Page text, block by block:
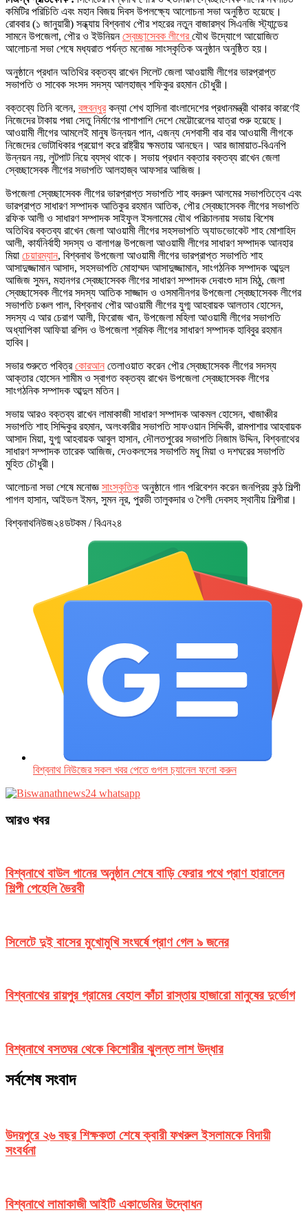
কমিটির পরিচিতি এবং মহান বিজয় দিবস উপলক্ষ্যে আলোচনা সভা অনুষ্ঠিত হয়েছে।
রোববার (১ জানুয়ারী) সন্ধ্যায় বিশ্বনাথ পৌর শহরের নতুন বাজারস্থ সিএনজি স্ট্যান্ডের
সামনে উপজেলা, পৌর ও ইউনিয়নস্বেচ্ছাসেবক লীগেরযৌথ উদ্যোগে আয়োজিত
আলোচনা সভা শেষে মধ্যরাত পর্যন্ত মনোজ্ঞ সাংস্কৃতিক অনুষ্ঠান অনুষ্ঠিত হয়।
অনুষ্ঠানে প্রধান অতিথির বক্তব্য রাখেন সিলেট জেলা আওয়ামী লীগের ভারপ্রাপ্ত
সভাপতি ও সাবেক সংসদ সদস্য আলহাজ্ব শফিকুর রহমান চৌধুরী।
বক্তব্যে তিনি বলেন, বঙ্গবন্ধুরকন্যা শেখ হাসিনা বাংলাদেশের প্রধানমন্ত্রী থাকার কারণেই
নিজেদের টাকায় পদ্মা সেতু নির্মাণের পাশাপাশি দেশে মেট্টোরেলের যাত্রা শুরু হয়েছে।
আওয়ামী লীগের আমলেই মানুষ উন্নয়ন পান, এজন্য দেশবাসী বার বার আওয়ামী লীগকে
নিজেদের ভোটাধিকার প্রয়োগ করে রাষ্ট্রীয় ক্ষমতায় আনছেন। আর জামায়াত-বিএনপি
উন্নয়ন নয়, লুটপাট নিয়ে ব্যস্থ থাকে। সভায় প্রধান বক্তার বক্তব্য রাখেন জেলা
স্বেচ্ছাসেবক লীগের সভাপতি আলহাজ্ব আফসার আজিজ।
উপজেলা স্বেচ্ছাসেবক লীগের ভারপ্রাপ্ত সভাপতি শাহ বদরুল আলমের সভাপতিত্বে এবং
ভারপ্রাপ্ত সাধারণ সম্পাদক আতিকুর রহমান আতিক, পৌর স্বেচ্ছাসেবক লীগের সভাপতি
রফিক আলী ও সাধারণ সম্পাদক সাইফুল ইসলামের যৌথ পরিচালনায় সভায় বিশেষ
অতিথির বক্তব্য রাখেন জেলা আওয়ামী লীগের সহসভাপতি অ্যাডভোকেট শাহ মোশাহিদ
আলী, কার্যনির্বাহী সদস্য ও বালাগঞ্জ উপজেলা আওয়ামী লীগের সাধারণ সম্পাদক আনহার
মিয়া চেয়ারম্যান, বিশ্বনাথ উপজেলা আওয়ামী লীগের ভারপ্রাপ্ত সভাপতি শাহ
আসাদুজ্জামান আসাদ, সহসভাপতি মোহাম্মদ আসাদুজ্জামান, সাংগঠনিক সম্পাদক আব্দুল
আজিজ সুমন, মহানগর স্বেচ্ছাসেবক লীগের সাধারণ সম্পাদক দেবাংশু দাস মিঠু, জেলা
স্বেচ্ছাসেবক লীগের সদস্য আতিক সাজ্জাদ ও ওসমানীনগর উপজেলা স্বেচ্ছাসেবক লীগের
সভাপতি চঞ্চল পাল, বিশ্বনাথ পৌর আওয়ামী লীগের যুগ্ম আহবায়ক আলতাব হোসেন,
সদস্য এ আর চেরাগ আলী, ফিরোজ খান, উপজেলা মহিলা আওয়ামী লীগের সভাপতি
অধ্যাপিকা আফিয়া রশিদ ও উপজেলা শ্রমিক লীগের সাধারণ সম্পাদক হাবিবুর রহমান
হাবিব।
সভার শুরুতে পবিত্রকোরআন তেলাওয়াত করেন পৌর স্বেচ্ছাসেবক লীগের সদস্য
আক্তার হোসেন শামীম ও স্বাগত বক্তব্য রাখেন উপজেলা স্বেচ্ছাসেবক লীগের
সাংগঠনিক সম্পাদক আব্দুল মতিন।
সভায় আরও বক্তব্য রাখেন লামাকাজী সাধারণ সম্পাদক আকমল হোসেন, খাজাঞ্চীর
সভাপতি শাহ সিদ্দিকুর রহমান, অলংকারীর সভাপতি সাফওয়ান সিদ্দিকী, রামপাশার আহবায়ক
আসাদ মিয়া, যুগ্ম আহবায়ক আবুল হাসান, দৌলতপুরের সভাপতি নিজাম উদ্দিন, বিশ্বনাথের
সাধারণ সম্পাদক তারেক আজিজ, দেওকলসের সভাপতি মধু মিয়া ও দশঘরের সভাপতি
মুহিত চৌধুরী।
আলোচনা সভা শেষে মনোজ্ঞসাংস্কৃতিক অনুষ্ঠানে গান পরিবেশন করেন জনপ্রিয় কন্ঠ শিল্পী
পাগল হাসান, আইডল ইমন, সুমন নূর, পুরভী তালুকদার ও শৈলী দেবসহ স্থানীয় শিল্পীরা।
বিশ্বনাথনিউজ২৪ডটকম / বিএন২৪
বিশ্বনাথ নিউজের সকল খবর পেতে গুগল চ‌্যানেল ফলো করুন
আরও খবর
বিশ্বনাথে বাউল গানের অনুষ্ঠান শেষে বাড়ি ফেরার পথে প্রাণ হারালেন
শিল্পী পেহেলি ভৈরবী
সিলেটে দুই বাসের মুখোমুখি সংঘর্ষে প্রাণ গেল ৯ জনের
বিশ্বনাথের রায়পুর গ্রামের বেহাল কাঁচা রাস্তায় হাজারো মানুষের দুর্ভোগ
বিশ্বনাথে বসতঘর থেকে কিশোরীর ঝুলন্ত লাশ উদ্ধার
সর্বশেষ সংবাদ
উদয়পুরে ২৬ বছর শিক্ষকতা শেষে ক্বারী ফখরুল ইসলামকে বিদায়ী
সংবর্ধনা
বিশ্বনাথে লামাকাজী আইটি একাডেমির উদ্বোধন